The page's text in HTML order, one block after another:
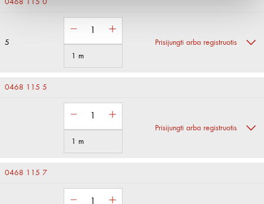
0468 115 0
5
1 m
Prisijungti arba registruotis
0468 115 5
1 m
Prisijungti arba registruotis
0468 115 7